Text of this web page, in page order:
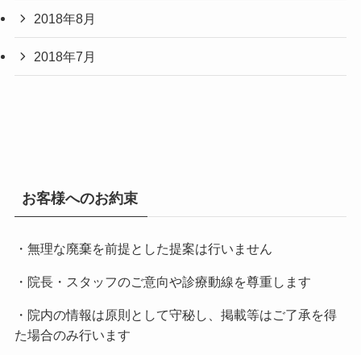
2018年8月
2018年7月
お客様へのお約束
・無理な廃棄を前提とした提案は行いません
・院長・スタッフのご意向や診療動線を尊重します
・院内の情報は原則として守秘し、掲載等はご了承を得
た場合のみ行います